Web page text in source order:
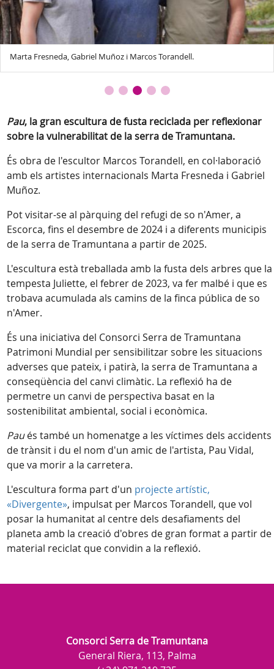
Marta Fresneda, Gabriel Muñoz i Marcos Torandell.
Pau, la gran escultura de fusta reciclada per reflexionar
sobre la vulnerabilitat de la serra de Tramuntana.
És obra de l'escultor Marcos Torandell, en col·laboració
amb els artistes internacionals Marta Fresneda i Gabriel
Muñoz.
Pot visitar-se al pàrquing del refugi de so n'Amer, a
Escorca, fins el desembre de 2024 i a diferents municipis
de la serra de Tramuntana a partir de 2025.
L'escultura està treballada amb la fusta dels arbres que la
tempesta Juliette, el febrer de 2023, va fer malbé i que es
trobava acumulada als camins de la finca pública de so
n'Amer.
És una iniciativa del Consorci Serra de Tramuntana
Patrimoni Mundial per sensibilitzar sobre les situacions
adverses que pateix, i patirà, la serra de Tramuntana a
conseqüència del canvi climàtic. La reflexió ha de
permetre un canvi de perspectiva basat en la
sostenibilitat ambiental, social i econòmica.
Paués també un homenatge a les víctimes dels accidents
de trànsit i du el nom d'un amic de l'artista, Pau Vidal,
que va morir a la carretera.
L'escultura forma part d'un projecte artístic,
«Divergente», impulsat per Marcos Torandell, que vol
posar la humanitat al centre dels desafiaments del
planeta amb la creació d'obres de gran format a partir de
material reciclat que convidin a la reflexió.
Consorci Serra de Tramuntana
General Riera, 113, Palma